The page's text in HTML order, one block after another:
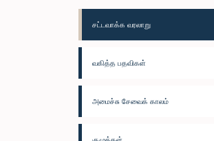
சட்டவாக்க வரலாறு
வகித்த பதவிகள்
அமைச்சு சேவைக் காலம்